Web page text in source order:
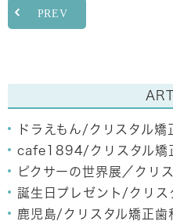
PREV
ドラえもん/クリスタル矯
cafe1894/クリスタル矯
ピクサーの世界展／クリ
誕生日プレゼント/クリス
鹿児島/クリスタル矯正歯